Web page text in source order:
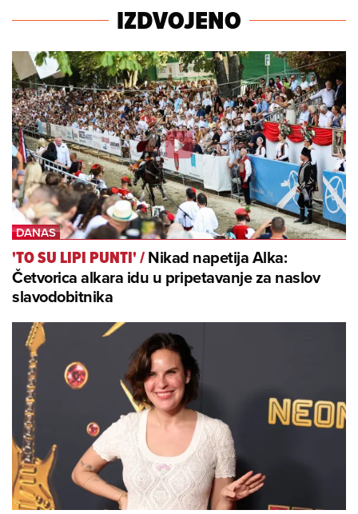
IZDVOJENO
'TO SU LIPI PUNTI'/Nikad napetija Alka:
Četvorica alkara idu u pripetavanje za naslov
slavodobitnika